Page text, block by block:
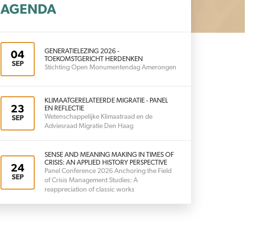
AGENDA
04
SEP
GENERATIELEZING 2026 -
TOEKOMSTGERICHT HERDENKEN
Stichting Open Monumentendag Amerongen
23
SEP
KLIMAATGERELATEERDE MIGRATIE - PANEL
EN REFLECTIE
Wetenschappelijke Klimaatraad en de
Adviesraad Migratie Den Haag
24
SEP
SENSE AND MEANING MAKING IN TIMES OF
CRISIS: AN APPLIED HISTORY PERSPECTIVE
Panel Conference 2026 Anchoring the Field
of Crisis Management Studies: A
reappreciation of classic works